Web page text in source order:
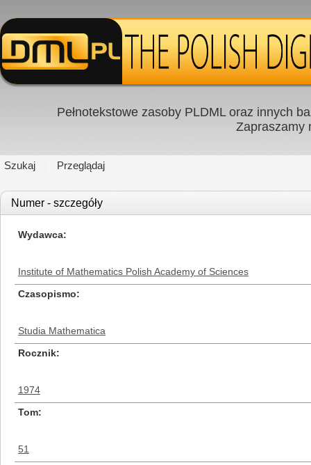
Pełnotekstowe zasoby PLDML oraz innych
Zapraszamy
Szukaj Przeglądaj
Numer - szczegóły
Wydawca
Institute of Mathematics Polish Academy of Sciences
Czasopismo
Studia Mathematica
Rocznik
1974
Tom
51